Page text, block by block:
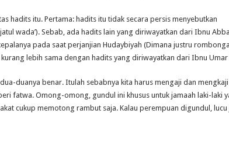
hadits itu. Pertama: hadits itu tidak secara persis menyebutkan
wada’). Sebab, ada hadits lain yang diriwayatkan dari Ibnu
pada saat perjanjian Hudaybiyah (Dimana justru
kurang lebih sama dengan hadits yang diriwayatkan dari Ibnu
duanya benar. Itulah sebabnya kita harus mengaji dan mengkaji
fatwa. Omong-omong, gundul ini khusus untuk jamaah laki-laki
cukup memotong rambut saja. Kalau perempuan digundul, lucu